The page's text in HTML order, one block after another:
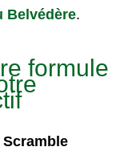
Belvédère.
formule
Scramble